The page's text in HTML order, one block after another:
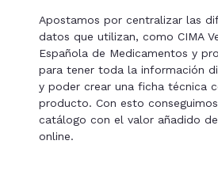
Apostamos por centralizar las
datos que utilizan, como CIMA
Española de Medicamentos y
para tener toda la información
y poder crear una ficha técnica
producto. Con esto
catálogo con el valor añadido
online.